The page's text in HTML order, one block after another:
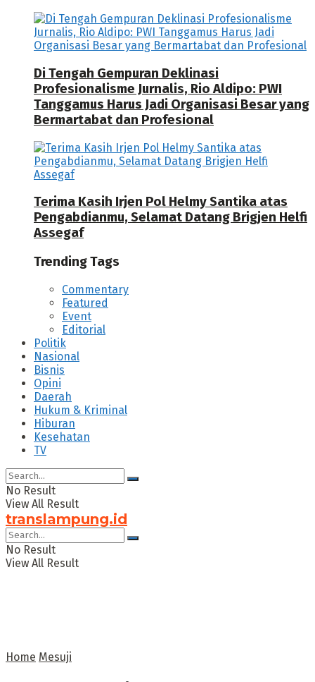
Di Tengah Gempuran Deklinasi
Profesionalisme Jurnalis, Rio Aldipo: PWI
Tanggamus Harus Jadi Organisasi Besar yang
Bermartabat dan Profesional
Terima Kasih Irjen Pol Helmy Santika atas
Pengabdianmu, Selamat Datang Brigjen Helfi
Assegaf
Trending Tags
Commentary
Featured
Event
Editorial
Politik
Nasional
Bisnis
Opini
Daerah
Hukum & Kriminal
Hiburan
Kesehatan
TV
No Result
View All Result
translampung.id
No Result
View All Result
Home Mesuji